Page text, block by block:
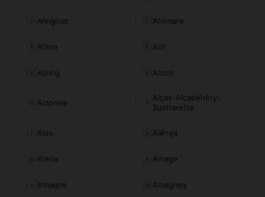
Alvignac Alvimare
Alzen Alzi
Alzing Alzon
Alzonne
Alçay-Alçabéhéty-
Sunharette
Alès Alénya
Aléria Amage
Amagne Amagney